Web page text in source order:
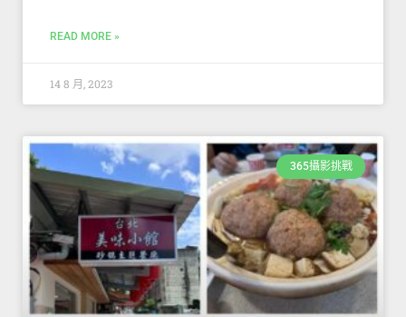
READ MORE »
14 8 月, 2023
365攝影挑戰